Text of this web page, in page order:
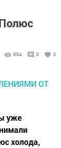
864 0 0
уже
холода,